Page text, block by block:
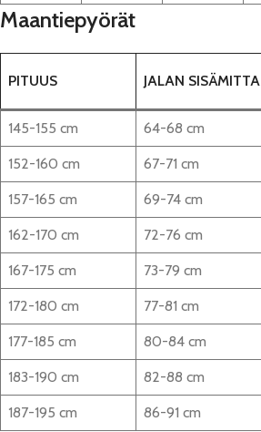
Maantiepyörät
PITUUS JALAN SISÄMITTA
145-155 cm 64-68 cm
152-160 cm 67-71 cm
157-165 cm 69-74 cm
162-170 cm 72-76 cm
167-175 cm 73-79 cm
172-180 cm 77-81 cm
177-185 cm 80-84 cm
183-190 cm 82-88 cm
187-195 cm 86-91 cm